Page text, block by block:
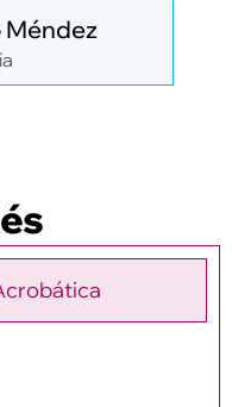
Méndez